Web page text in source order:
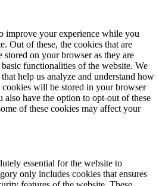
improve your experience while you
Out of these, the cookies that are
stored on your browser as they are
functionalities of the website. We
help us analyze and understand how
cookies will be stored in your browser
have the option to opt-out of these
of these cookies may affect your
essential for the website to
only includes cookies that ensures